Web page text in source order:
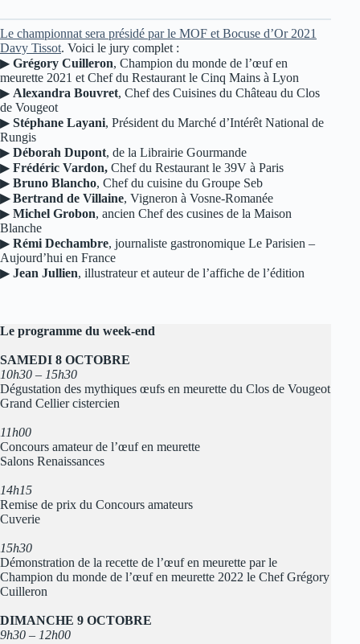
Le championnat sera présidé par le MOF et Bocuse d’Or 2021
Davy Tissot. Voici le jury complet :
▶ Grégory Cuilleron, Champion du monde de l’œuf en
meurette 2021 et Chef du Restaurant le Cinq Mains à Lyon
▶ Alexandra Bouvret, Chef des Cuisines du Château du Clos
de Vougeot
▶ Stéphane Layani, Président du Marché d’Intérêt National de
Rungis
▶ Déborah Dupont, de la Librairie Gourmande
▶ Frédéric Vardon, Chef du Restaurant le 39V à Paris
▶ Bruno Blancho, Chef du cuisine du Groupe Seb
▶ Bertrand de Villaine, Vigneron à Vosne-Romanée
▶ Michel Grobon, ancien Chef des cusines de la Maison
Blanche
▶ Rémi Dechambre, journaliste gastronomique Le Parisien –
Aujourd’hui en France
▶ Jean Jullien, illustrateur et auteur de l’affiche de l’édition
Le programme du week-end
SAMEDI 8 OCTOBRE
10h30 – 15h30
Dégustation des mythiques œufs en meurette du Clos de Vougeot
Grand Cellier cistercien
11h00
Concours amateur de l’œuf en meurette
Salons Renaissances
14h15
Remise de prix du Concours amateurs
Cuverie
15h30
Démonstration de la recette de l’œuf en meurette par le
Champion du monde de l’œuf en meurette 2022 le Chef Grégory
Cuilleron
DIMANCHE 9 OCTOBRE
9h30 – 12h00